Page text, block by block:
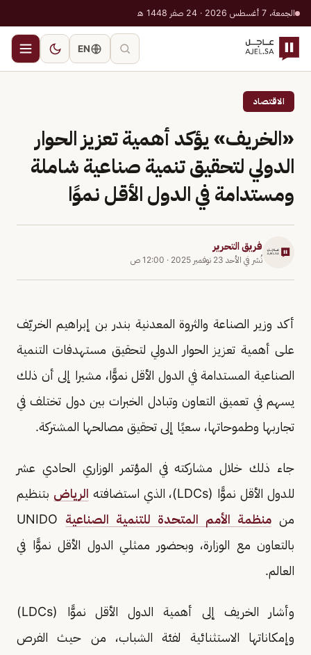
الجمعة، 7 أغسطس 2026 · 24 صفر 1448 هـ
EN
الاقتصاد
«الخريف» يؤكد أهمية تعزيز الحوار
الدولي لتحقيق تنمية صناعية شاملة
ومستدامة في الدول الأقل نموًا
فريق التحرير
نُشر في الأحد 23 نوفمبر 2025 · 12:00 ص
أكد وزير الصناعة والثروة المعدنية بندر بن إبراهيم الخريّف
على أهمية تعزيز الحوار الدولي لتحقيق مستهدفات التنمية
الصناعية المستدامة في الدول الأقل نموًّا، مشيرا إلى أن ذلك
يسهم في تعميق التعاون وتبادل الخبرات بين دول تختلف في
تجاربها وطموحاتها، سعيًا إلى تحقيق مصالحها المشتركة.
جاء ذلك خلال مشاركته في المؤتمر الوزاري الحادي عشر
للدول الأقل نموًّا (LDCs)، الذي استضافته
الرياض بتنظيم
من منظمة الأمم المتحدة للتنمية الصناعية
UNIDO
بالتعاون مع الوزارة، وبحضور ممثلي الدول الأقل نموًّا في
العالم.
وأشار الخريف إلى أهمية الدول الأقل نموًّا (LDCs)
وإمكاناتها الاستثنائية لفئة الشباب، من حيث الفرص